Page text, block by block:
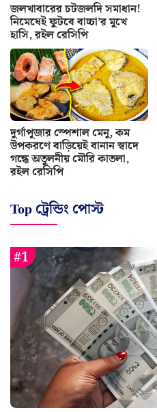
জলখাবারের চটজলদি সমাধান!
নিমেষেই ফুটবে বাচ্চা’র মুখে
হাসি, রইল রেসিপি
দুর্গাপূজার স্পেশাল মেনু, কম
উপকরণে বাড়িয়েই বানান স্বাদে
গন্ধে অতুলনীয় মৌরি কাতলা,
রইল রেসিপি
Top ট্রেন্ডিং পোস্ট